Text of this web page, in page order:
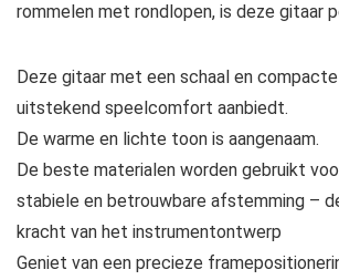
rommelen met rondlopen, is deze gitaar
Deze gitaar met een schaal en
uitstekend speelcomfort aanbiedt.
De warme en lichte toon is aangenaam.
De beste materialen worden gebruikt
stabiele en betrouwbare afstemming –
kracht van het instrumentontwerp
Geniet van een precieze